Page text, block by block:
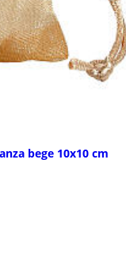
bege 10x10 cm